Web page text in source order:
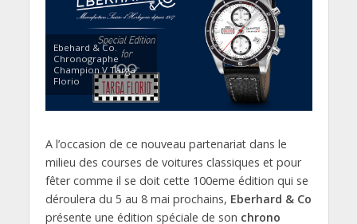
Ebehard & Co.
Chronographe
Champion V Targa
Florio
A l’occasion de ce nouveau partenariat dans le
milieu des courses de voitures classiques et pour
fêter comme il se doit cette 100eme édition qui se
déroulera du 5 au 8 mai prochains, Eberhard & Co
présente une édition spéciale de son chrono